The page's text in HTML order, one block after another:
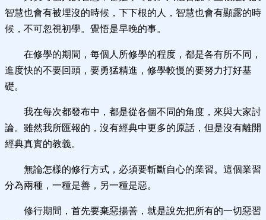
智慧也會有被埋沒的時候，下下根的人，智慧也會有顯露的時
候，不可忽視初學。覺悟是早晚的事。
在修學的期間，每個人所修學的程度，都是各有所不同，
進度快的不要回頭，要勇猛精進，修學較慢的要努力打好基
礎。
我在每次都發布中，都是從各個不同的角度，來與大家討
論。雖然我所匯報的，沒有經典中更多的原話，但是沒有離開
經典真實的教義。
無論怎樣的修行方式，必須要斬斷自心的業習。這個業習
分為兩種，一種是善，另一種是惡。
修行期間，首先要棄惡揚善，就是說先把所有的一切惡習